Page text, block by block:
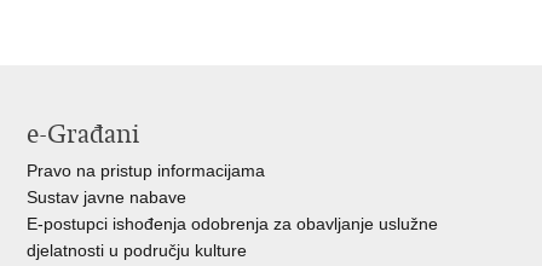
e-Građani
Pravo na pristup informacijama
Sustav javne nabave
E-postupci ishođenja odobrenja za obavljanje uslužne
djelatnosti u području kulture